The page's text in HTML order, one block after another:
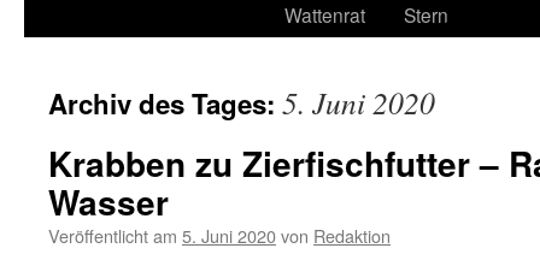
Wattenrat
Stern
Archiv des Tages: 5. Juni 2020
Krabben zu Zierfischfutter –
Wasser
Veröffentlicht am 5. Juni 2020von Redaktion